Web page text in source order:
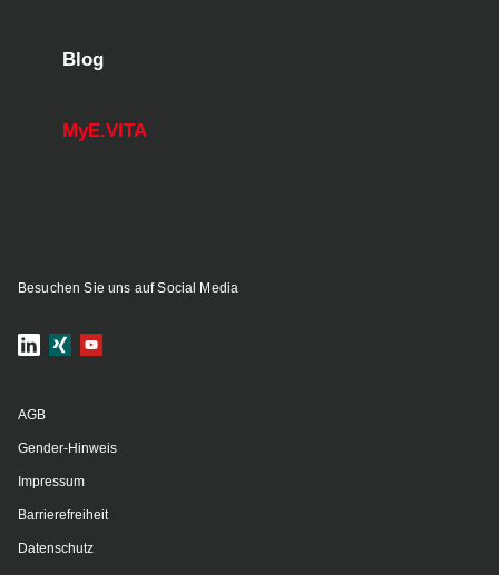
Blog
MyE.VITA
Besuchen Sie uns auf Social Media
AGB
Gender-Hinweis
Impressum
Barrierefreiheit
Datenschutz